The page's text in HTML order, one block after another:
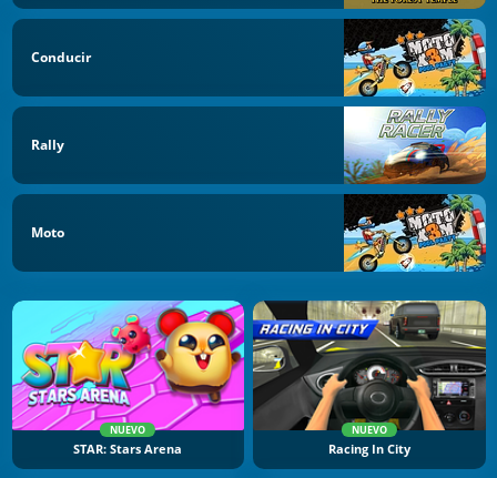
Conducir
Rally
Moto
NUEVO
STAR: Stars Arena
NUEVO
Racing In City